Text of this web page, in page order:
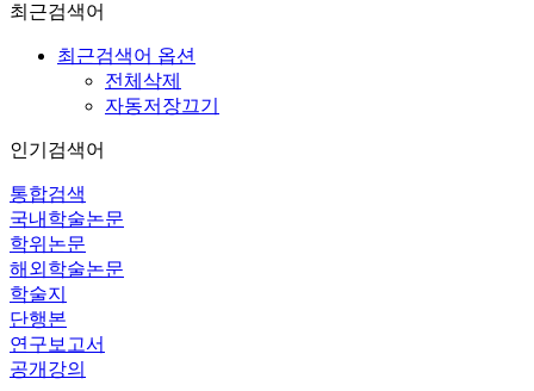
최근검색어
최근검색어 옵션
전체삭제
자동저장끄기
인기검색어
통합검색
국내학술논문
학위논문
해외학술논문
학술지
단행본
연구보고서
공개강의